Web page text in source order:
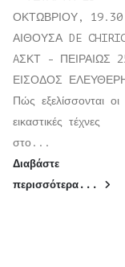
ΟΚΤΩΒΡΙΟΥ, 19.30
ΑΙΘΟΥΣΑ DE
AΣΚΤ - ΠΕΙΡΑΙΩΣ
ΕΙΣΟΔΟΣ
Πώς εξελίσσονται οι
εικαστικές τέχνες
στο...
Διαβάστε
περισσότερα...